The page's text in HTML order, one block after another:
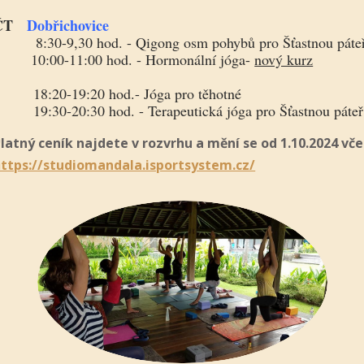
Dobřichovice
8:30-9,30 hod. - Qigong osm pohybů pro Šťastnou
10:00-11:00 hod. - Hormonální jóga-nový kurz
18:20-19:20 hod.- Jóga pro těhotné
19:30-20:30 hod. - Terapeutická jóga pro Šťastnou páteř
ceník najdete v rozvrhu a mění se od 1.10.2024
studiomandala.isportsystem.cz/